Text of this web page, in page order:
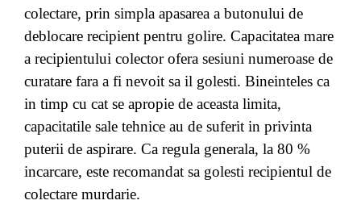
colectare, prin simpla apasarea a butonului de
deblocare recipient pentru golire. Capacitatea mare
a recipientului colector ofera sesiuni numeroase de
curatare fara a fi nevoit sa il golesti. Bineinteles ca
in timp cu cat se apropie de aceasta limita,
capacitatile sale tehnice au de suferit in privinta
puterii de aspirare. Ca regula generala, la 80 %
incarcare, este recomandat sa golesti recipientul de
colectare murdarie.